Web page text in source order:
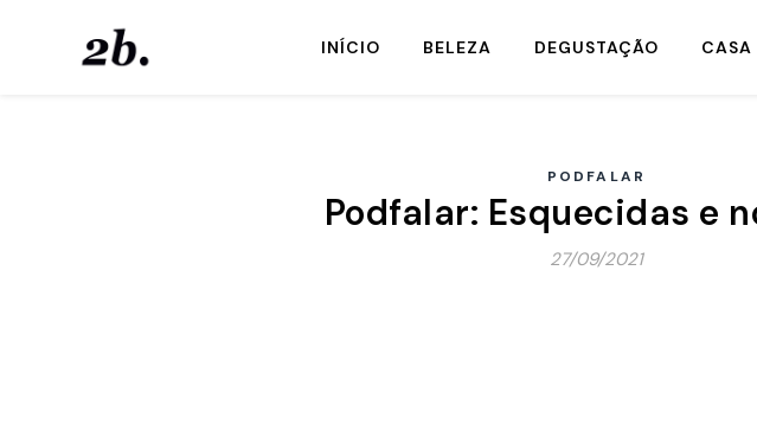
INÍCIO BELEZA DEGUSTAÇÃO CASA
PODFALAR
Podfalar: Esquecidas e
27/09/2021